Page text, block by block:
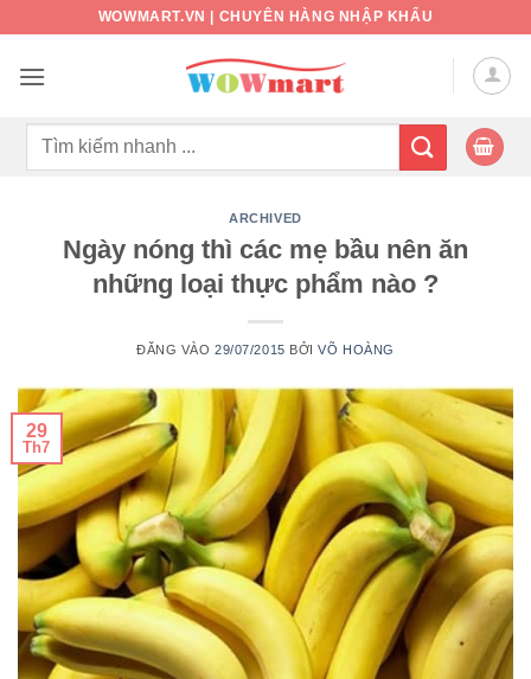
nội
WOWMART.VN | CHUYÊN HÀNG NHẬP KHẨU
Tìm
ARCHIVED
Ngày nóng thì các mẹ bầu nên ăn
những loại thực phẩm nào ?
ĐĂNG VÀO29/07/2015 BỞIVÕ HOÀNG
29
Th7